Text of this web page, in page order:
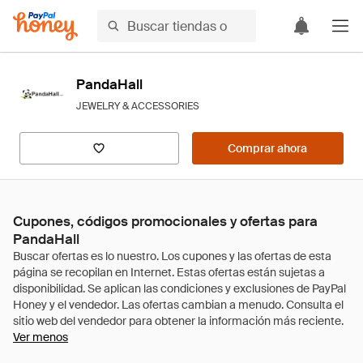
PandaHall
JEWELRY & ACCESSORIES
Comprar ahora
Cupones, códigos promocionales y ofertas para
PandaHall
Ver menos